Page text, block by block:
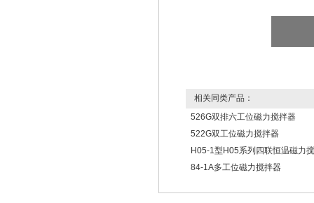
相关同类产品：
526G双排六工位磁力搅拌器
522G双工位磁力搅拌器
H05-1型H05系列四联恒温磁力
84-1A多工位磁力搅拌器